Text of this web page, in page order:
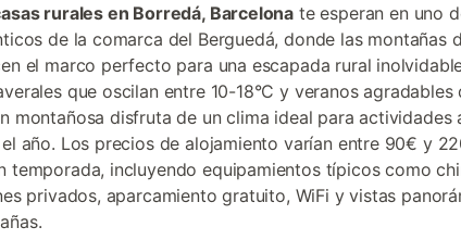
rurales en Borredá, Barcelona te esperan en uno
de la comarca del Berguedá, donde las montañas
el marco perfecto para una escapada rural
que oscilan entre 10-18°C y veranos
montañosa disfruta de un clima ideal para actividades
año. Los precios de alojamiento varían entre 90€ y
temporada, incluyendo equipamientos típicos como
privados, aparcamiento gratuito, WiFi y vistas